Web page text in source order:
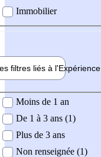
Immobilier
filtres liés à l'Expérience
demandée
Moins de 1 an
De 1 à 3 ans (1)
Plus de 3 ans
Non renseignée (1)